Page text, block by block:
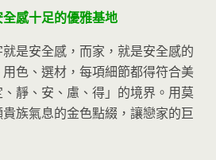
感十足的優雅基地
是安全感，而家，就是安全感的
色、選材，每項細節都得符合美
靜、安、慮、得」的境界。用莫
族氣息的金色點綴，讓戀家的巨